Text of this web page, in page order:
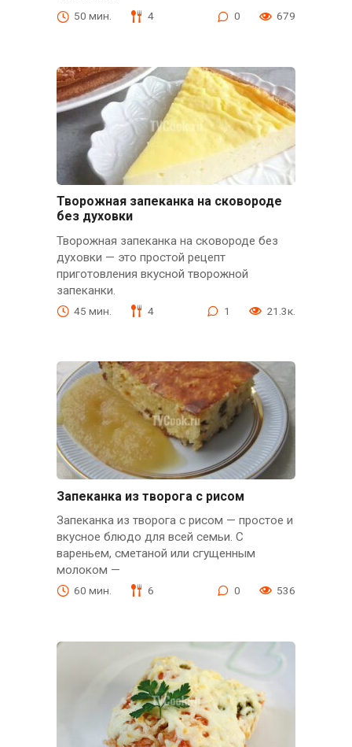
50 мин. 4 0 679
Творожная запеканка на сковороде
без духовки
Творожная запеканка на сковороде без
духовки — это простой рецепт
приготовления вкусной творожной
запеканки.
45 мин. 4 1 21.3к.
Запеканка из творога с рисом
Запеканка из творога с рисом — простое и
вкусное блюдо для всей семьи. С
вареньем, сметаной или сгущенным
молоком —
60 мин. 6 0 536